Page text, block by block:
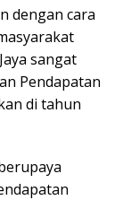
dengan cara
sangat
Pendapatan
di tahun